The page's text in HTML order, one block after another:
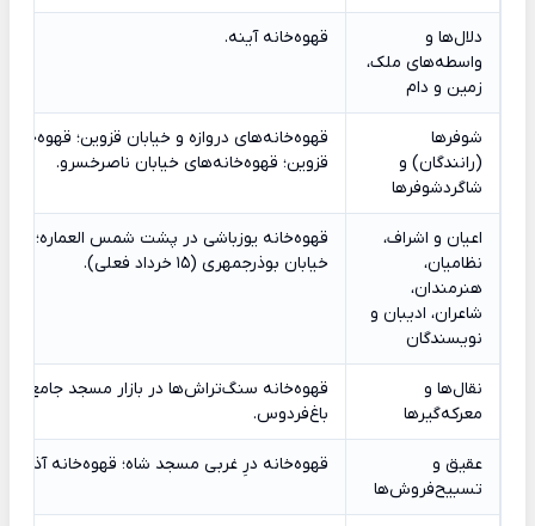
دلال‌ها و
واسطه‌های ملک،
زمین و دام
قهوه‌خانه آینه.
شوفرها
(رانندگان) و
شاگردشوفرها
قهوه‌خانه‌های دروازه و خیابان قزوین؛
قزوین؛ قهوه‌خانه‌های خیابان ناصرخسرو.
اعیان و اشراف،
نظامیان،
هنرمندان،
شاعران، ادیبان و
نویسندگان
قهوه‌خانه یوزباشی در پشت شمس العماره؛
خیابان بوذرجمهری (15 خرداد فعلی).
نقال‌ها و
معرکه‌گیرها
قهوه‌خانه سنگ‌تراش‌ها در بازار مسجد جامع؛
باغ‌فردوس.
عقیق و
تسبیح‌فروش‌ها
قهوه‌خانه درِ غربی مسجد شاه؛ قهوه‌خانه آذری.